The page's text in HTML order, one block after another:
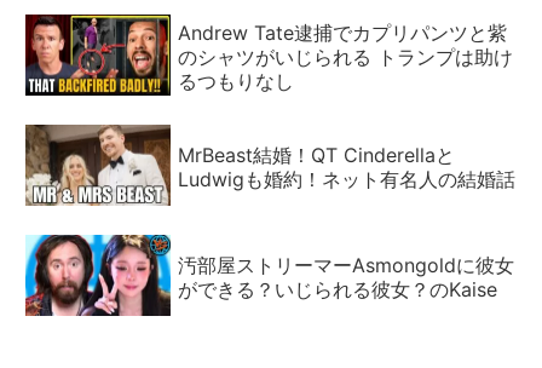
Andrew Tate逮捕でカプリパンツと紫
のシャツがいじられる トランプは助け
るつもりなし
MrBeast結婚！QT Cinderellaと
Ludwigも婚約！ネット有名人の結婚話
汚部屋ストリーマーAsmongoldに彼女
ができる？いじられる彼女？のKaise